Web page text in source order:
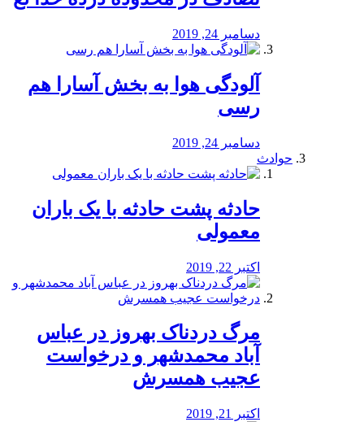
دسامبر 24, 2019
آلودگی هوا به بخش آسارا هم
رسی
دسامبر 24, 2019
حوادث
️حادثه پشت حادثه با یک باران
معمولی
اکتبر 22, 2019
مرگ دردناک بهروز در عباس
آباد محمدشهر و درخواست
عجیب همسرش
اکتبر 21, 2019